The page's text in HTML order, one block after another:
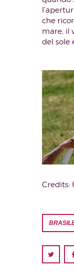
che
mare, il
del sole
Credits: